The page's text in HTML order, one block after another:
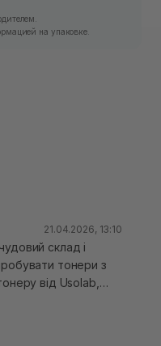
на упаковке.
21.04.2026, 13:10
склад і
тонери з
від Usolab,